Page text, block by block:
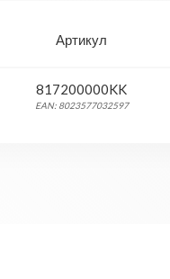
Артикул
817200000KK
EAN: 8023577032597